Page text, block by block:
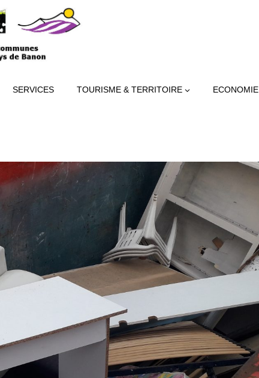
SERVICES TOURISME & TERRITOIRE ECONOMIE